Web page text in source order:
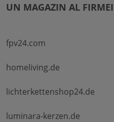
UN MAGAZIN AL
fpv24.com
homeliving.de
lichterkettenshop24.de
luminara-kerzen.de